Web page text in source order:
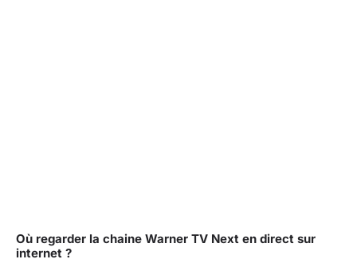
Où regarder la chaine Warner TV Next en direct sur
internet ?